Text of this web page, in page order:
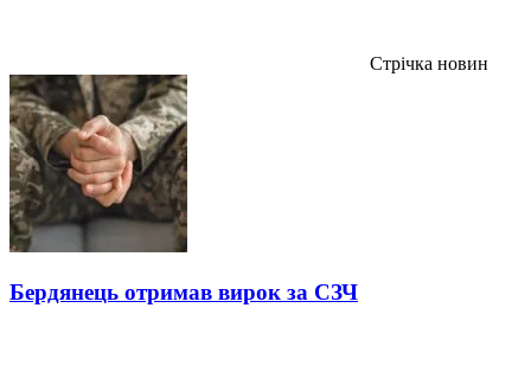
Стрічка новин
Бердянець отримав вирок за СЗЧ